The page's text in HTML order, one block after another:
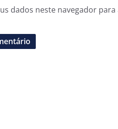
dados neste navegador